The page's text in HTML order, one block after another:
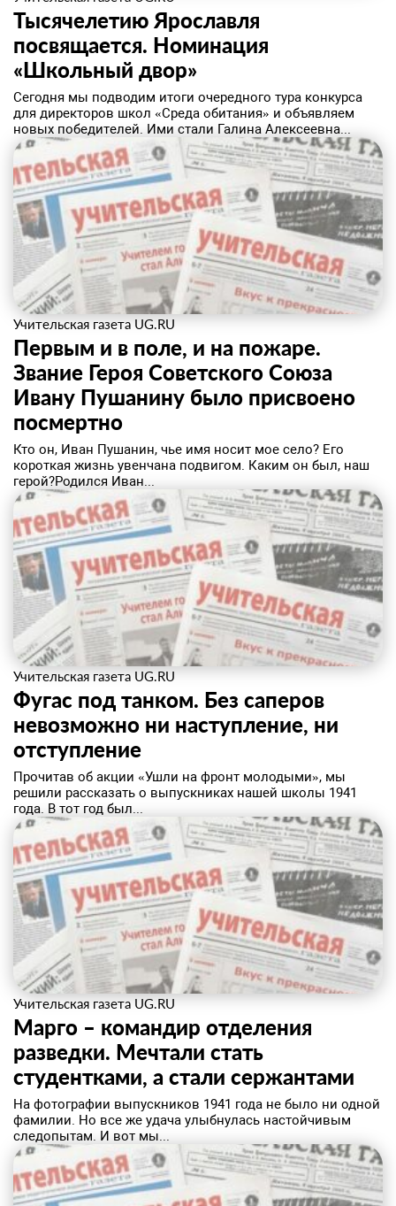
Тысячелетию Ярославля
посвящается. Номинация
«Школьный двор»
Сегодня мы подводим итоги очередного тура конкурса
для директоров школ «Среда обитания» и объявляем
новых победителей. Ими стали Галина Алексеевна...
Учительская газета UG.RU
Первым и в поле, и на пожаре.
Звание Героя Советского Союза
Ивану Пушанину было присвоено
посмертно
Кто он, Иван Пушанин, чье имя носит мое село? Его
короткая жизнь увенчана подвигом. Каким он был, наш
герой?Родился Иван...
Учительская газета UG.RU
Фугас под танком. Без саперов
невозможно ни наступление, ни
отступление
Прочитав об акции «Ушли на фронт молодыми», мы
решили рассказать о выпускниках нашей школы 1941
года. В тот год был...
Учительская газета UG.RU
Марго – командир отделения
разведки. Мечтали стать
студентками, а стали сержантами
На фотографии выпускников 1941 года не было ни одной
фамилии. Но все же удача улыбнулась настойчивым
следопытам. И вот мы...